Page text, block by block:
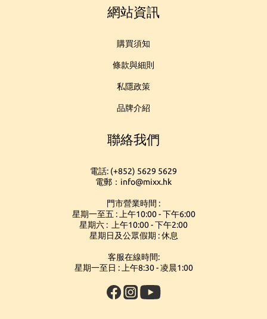
網站資訊
購買須知
條款與細則
私隱政策
品牌介紹
聯絡我們
電話: (+852) 5629 5629
電郵：info@mixx.hk
門市營業時間 :
星期一至五 : 上午10:00 - 下午6:00
星期六 : 上午10:00 - 下午2:00
星期日及公眾假期 : 休息
客服在線時間:
星期一至日 : 上午8:30 - 凌晨1:00